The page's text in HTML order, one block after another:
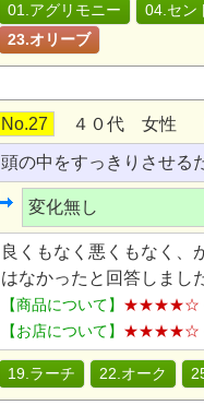
01.アグリモニー 04.セン
23.オリーブ
No.27 ４０代 女性 〔
頭の中をすっきりさせる
変化無し
良くもなく悪くもなく、
はなかったと回答しまし
【商品について】 ★★★★☆
【お店について】 ★★★★☆
19.ラーチ 22.オーク